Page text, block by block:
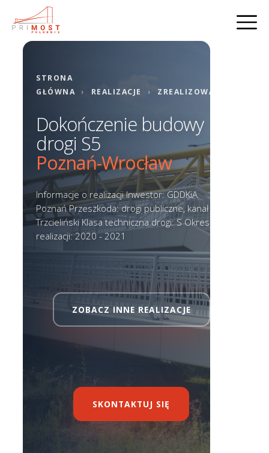
STRONA
GŁÓWNA › REALIZACJE › ZREALIZOWANE
Dokończenie budowy
drogi S5
Poznań-Wrocław
Informacje o realizacji Inwestor: GDDKiA
Poznań Przeszkoda: drogi publiczne, kanał
Trzcieliński Klasa techniczna drogi: S Okres
realizacji: 2020 - 2021
ZOBACZ INNE REALIZACJE
SKONTAKTUJ SIĘ